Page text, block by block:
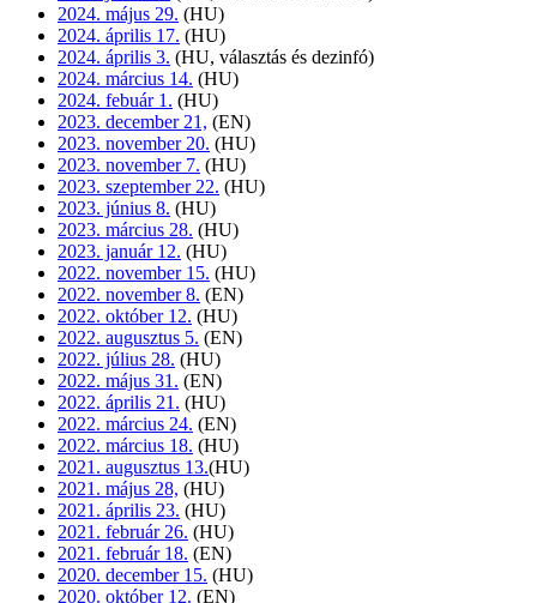
2024. május 29. (HU)
2024. április 17. (HU)
2024. április 3. (HU, választás és dezinfó)
2024. március 14. (HU)
2024. febuár 1. (HU)
2023. december 21, (EN)
2023. november 20. (HU)
2023. november 7. (HU)
2023. szeptember 22. (HU)
2023. június 8. (HU)
2023. március 28. (HU)
2023. január 12. (HU)
2022. november 15. (HU)
2022. november 8. (EN)
2022. október 12. (HU)
2022. augusztus 5. (EN)
2022. július 28. (HU)
2022. május 31. (EN)
2022. április 21. (HU)
2022. március 24. (EN)
2022. március 18. (HU)
2021. augusztus 13.(HU)
2021. május 28, (HU)
2021. április 23. (HU)
2021. február 26. (HU)
2021. február 18. (EN)
2020. december 15. (HU)
2020. október 12. (EN)